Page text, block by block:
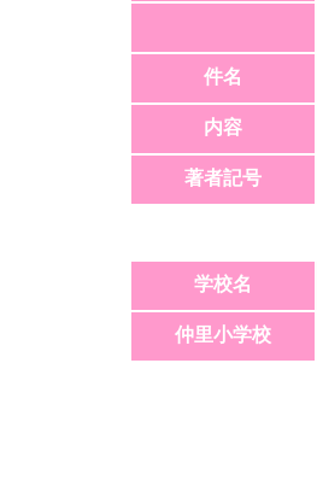
件名
内容
著者記号
学校名
仲里小学校